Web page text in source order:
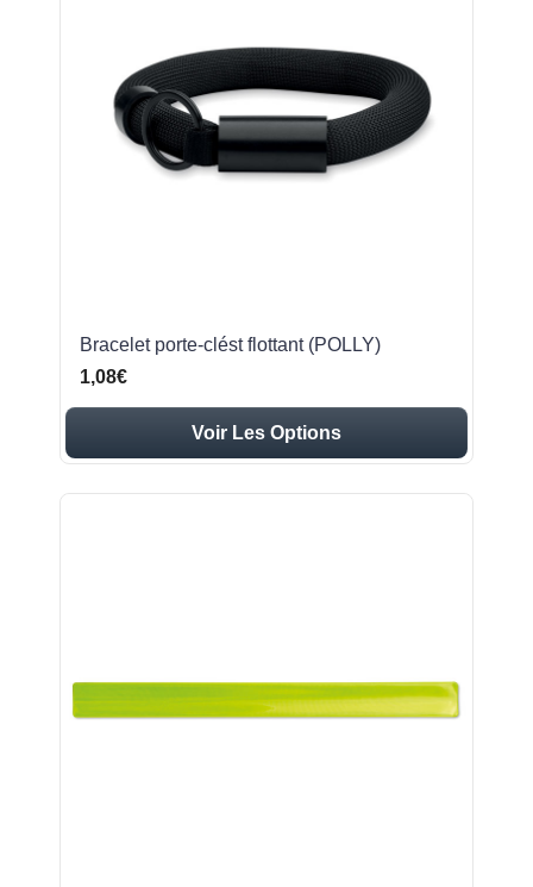
Bracelet porte-clést flottant (POLLY)
1,08€
Voir Les Options